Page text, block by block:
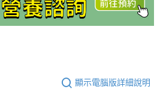
顯示電腦版詳細說明